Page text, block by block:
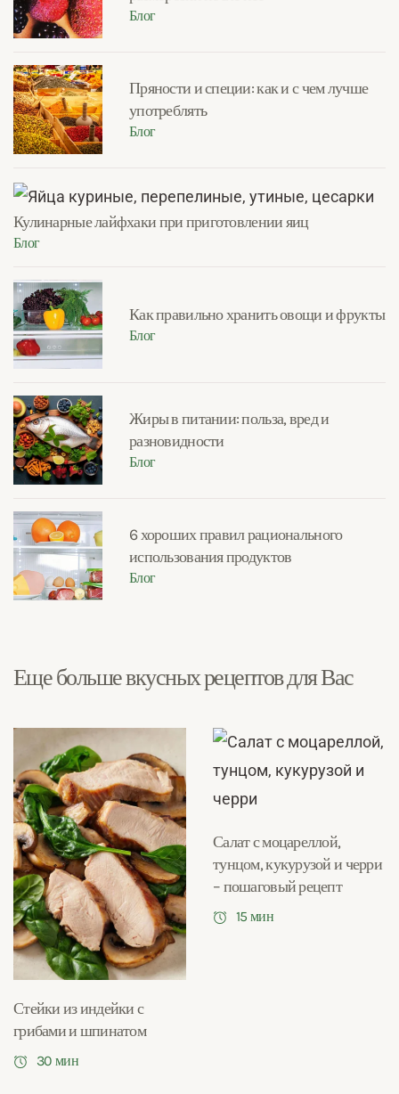
Блог
Пряности и специи: как и с чем лучше
употреблять
Блог
Кулинарные лайфхаки при приготовлении яиц
Блог
Как правильно хранить овощи и фрукты
Блог
Жиры в питании: польза, вред и
разновидности
Блог
6 хороших правил рационального
использования продуктов
Блог
Еще больше вкусных рецептов для Вас
Стейки из индейки с
грибами и шпинатом
30 мин
Салат с моцареллой,
тунцом, кукурузой и черри
– пошаговый рецепт
15 мин